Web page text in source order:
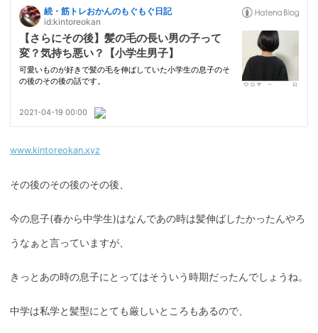
www.kintoreokan.xyz
その後のその後のその後、
今の息子(春から中学生)はなんであの時は髪伸ばしたかったんやろ
うなぁと言っていますが、
きっとあの時の息子にとってはそういう時期だったんでしょうね。
中学は私学と髪型にとても厳しいところもあるので、